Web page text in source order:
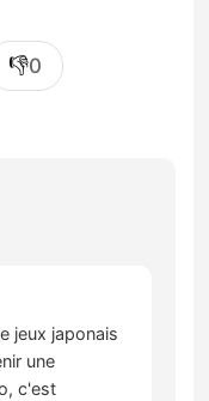
👎0
jeux japonais
une
c'est